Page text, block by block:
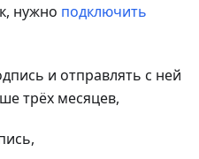
нужно подключить
и отправлять с ней
трёх месяцев,